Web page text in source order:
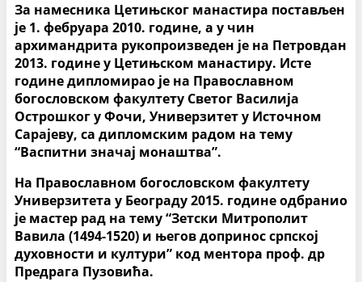
За намесника Цетињског манастира постављен
је 1. фебруара 2010. године, а у чин
архимандрита рукопроизведен је на Петровдан
2013. године у Цетињском манастиру. Исте
године дипломирао је на Православном
богословском факултету Светог Василија
Острошког у Фочи, Универзитет у Источном
Сарајеву, са дипломским радом на тему
“Васпитни значај монаштва”.
На Православном богословском факултету
Универзитета у Београду 2015. године одбранио
је мастер рад на тему “Зетски Митрополит
Вавила (1494-1520) и његов допринос српској
духовности и култури” код ментора проф. др
Предрага Пузовића.